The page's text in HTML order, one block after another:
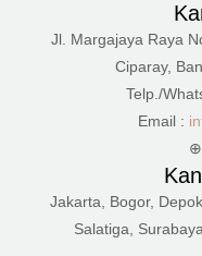
Jl. Margajaya Raya
Ciparay,
Telp./
Email :
⊕
Jakarta, Bogor,
Salatiga,